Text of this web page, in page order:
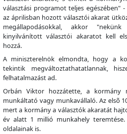
választási programot teljes egészében"
az áprilisban hozott választói akarat
megállapodásokkal, akkor
kinyilvánított választói akaratot kell
hozzá.
A miniszterelnök elmondta, hogy a
tekintik megváltoztathatatlannak,
felhatalmazást ad.
Orbán Viktor hozzátette, a kormány
munkáltató vagy munkavállaló. Az elsõ
mert a kormány a választók akaratát
év alatt 1 millió munkahely
oldalainak is.